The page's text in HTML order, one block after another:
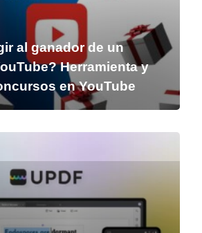
al ganador de un
Herramienta y
en YouTube